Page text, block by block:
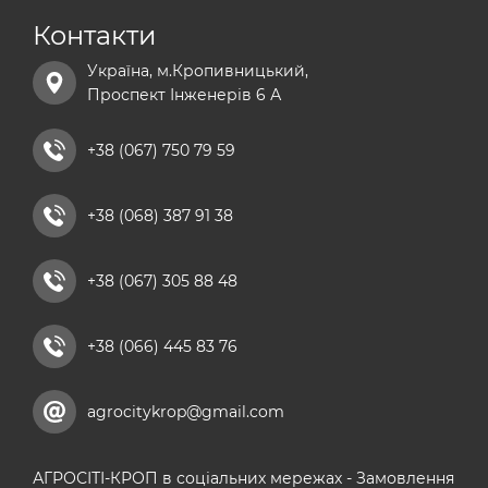
сульфат магнію добриво
хелатні добрива
добриво універсальне
рідкі азотні добрива
кальцієві добрива
Контакти
Україна, м.Кропивницький,
Проспект Інженерів 6 А
+38 (067) 750 79 59
+38 (068) 387 91 38
+38 (067) 305 88 48
+38 (066) 445 83 76
agrocitykrop@gmail.com
АГРОСІТІ-КРОП в соціальних мережах - Замовлення